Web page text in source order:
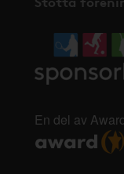
En del av